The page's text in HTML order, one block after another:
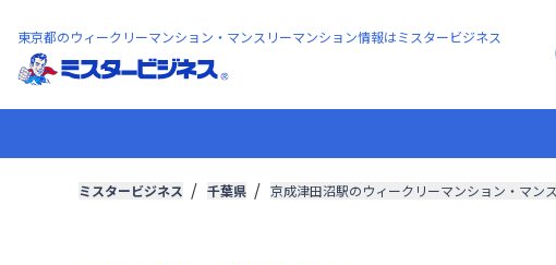
東京都のウィークリーマンション・マンスリーマンション情報はミスタービジネス
ミスタービジネス 千葉県 京成津田沼駅のウィークリーマンション・マン